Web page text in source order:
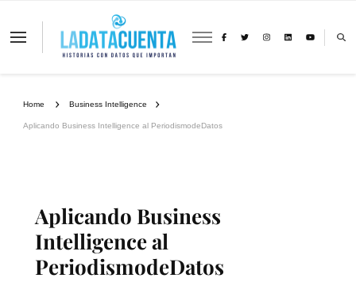
La Data Cuenta es una plataforma
Home Business Intelligence
Aplicando Business Intelligence al PeriodismodeDatos
Aplicando Business
Intelligence al
PeriodismodeDatos